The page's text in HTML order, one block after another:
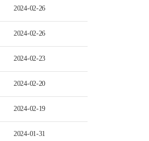
2024-02-26
2024-02-26
2024-02-23
2024-02-20
2024-02-19
2024-01-31